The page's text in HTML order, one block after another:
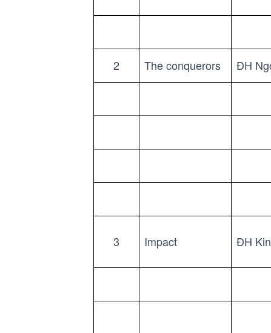
2 The conquerors ĐH
3 Impact ĐH